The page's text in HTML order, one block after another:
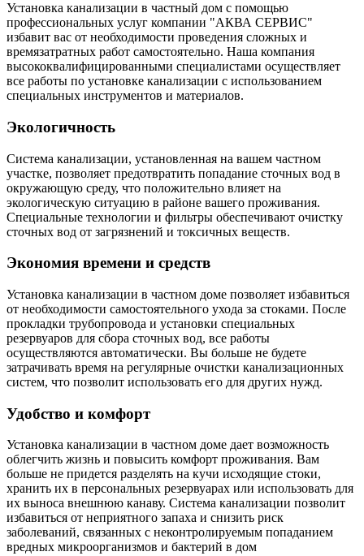
Установка канализации в частный дом с помощью
профессиональных услуг компании "АКВА СЕРВИС"
избавит вас от необходимости проведения сложных и
времязатратных работ самостоятельно. Наша компания
высококвалифицированными специалистами осуществляет
все работы по установке канализации с использованием
специальных инструментов и материалов.
Экологичность
Система канализации, установленная на вашем частном
участке, позволяет предотвратить попадание сточных вод в
окружающую среду, что положительно влияет на
экологическую ситуацию в районе вашего проживания.
Специальные технологии и фильтры обеспечивают очистку
сточных вод от загрязнений и токсичных веществ.
Экономия времени и средств
Установка канализации в частном доме позволяет избавиться
от необходимости самостоятельного ухода за стоками. После
прокладки трубопровода и установки специальных
резервуаров для сбора сточных вод, все работы
осуществляются автоматически. Вы больше не будете
затрачивать время на регулярные очистки канализационных
систем, что позволит использовать его для других нужд.
Удобство и комфорт
Установка канализации в частном доме дает возможность
облегчить жизнь и повысить комфорт проживания. Вам
больше не придется разделять на кучи исходящие стоки,
хранить их в персональных резервуарах или использовать для
их выноса внешнюю канаву. Система канализации позволит
избавиться от неприятного запаха и снизить риск
заболеваний, связанных с неконтролируемым попаданием
вредных микроорганизмов и бактерий в дом